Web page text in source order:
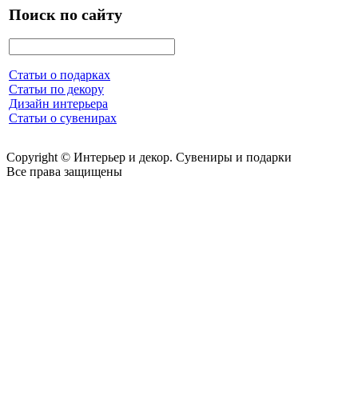
Поиск по сайту
Статьи о подарках
Статьи по декору
Дизайн интерьера
Статьи о сувенирах
Copyright © Интерьер и декор. Сувениры и подарки
Все права защищены